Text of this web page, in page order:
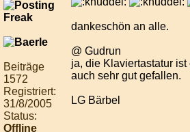
Beiträge
1572
Registriert:
31/8/2005
Status:
Offline
dankeschön an alle.
@ Gudrun
ja, die Klaviertastatur
auch sehr gut gefallen.
LG Bärbel